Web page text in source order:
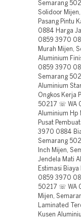
Semarang
Solidoor
Pasang Pintu
0884 Harga
0859 3970
Murah Mijen,
Aluminium
0859 3970
Semarang
Aluminium
Ongkos Kerja
50217 ☏ WA
Aluminium Hp
Pusat
3970 0884
Semarang
Inch Mijen,
Jendela Mati
Estimasi
0859 3970
50217 ☏ WA
Mijen,
Laminated
Kusen